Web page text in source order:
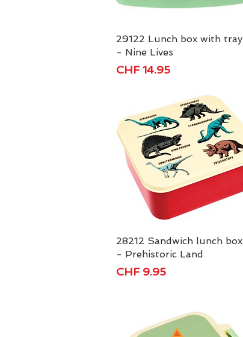
Schnellansicht
29122 Lunch box with tray
- Nine Lives
Preis
CHF 14.95
Schnellansicht
28212 Sandwich lunch box
- Prehistoric Land
Preis
CHF 9.95